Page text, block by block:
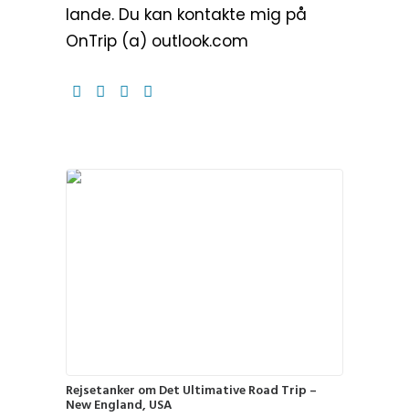
lande. Du kan kontakte mig på
OnTrip (a) outlook.com
Rejsetanker om Det Ultimative Road Trip –
New England, USA